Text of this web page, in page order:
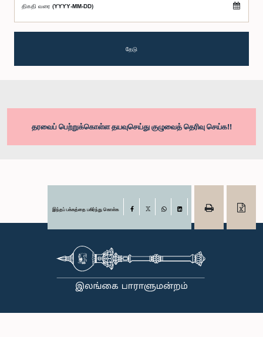
திகதி வரை (YYYY-MM-DD)
தேடு
தரவைப் பெற்றுக்கொள்ள தயவுசெய்து குழுவைத் தெரிவு செய்க!!
இந்தப் பக்கத்தை பகிர்ந்து கொள்க Facebook